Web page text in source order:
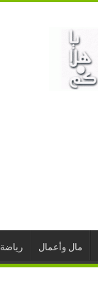
مال وأعمال رياضة